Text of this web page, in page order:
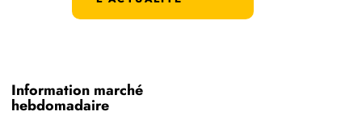
Information marché
hebdomadaire